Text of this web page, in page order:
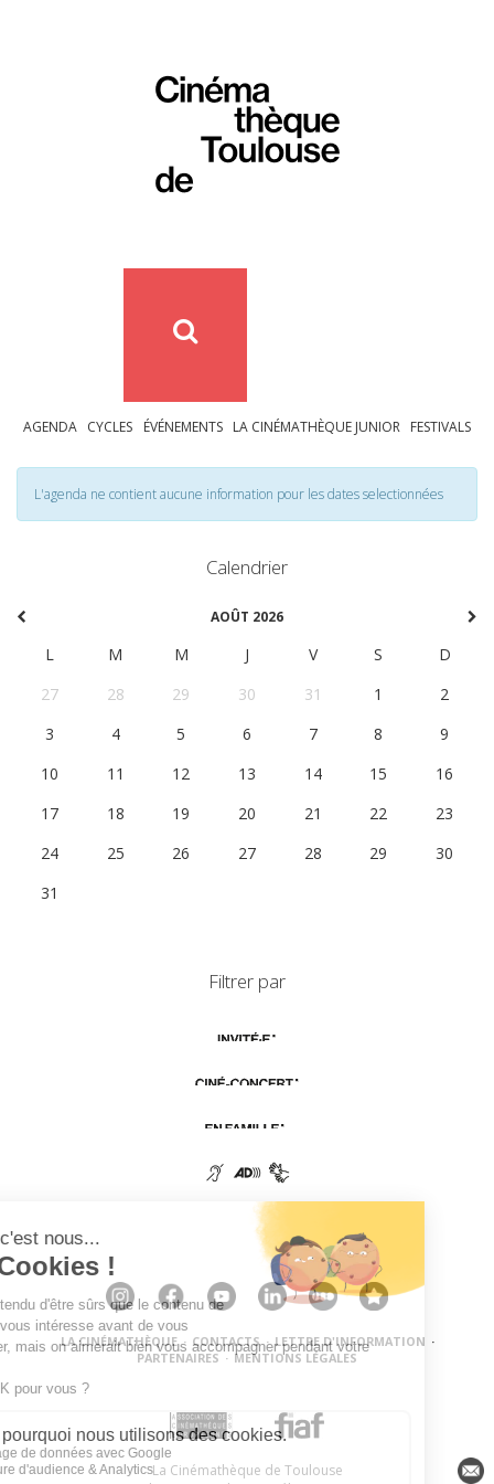
AGENDA CYCLES ÉVÉNEMENTS LA CINÉMATHÈQUE JUNIOR FESTIVALS
L'agenda ne contient aucune information pour les dates selectionnées
Calendrier
AOÛT 2026
L M M J V S
D
27
28 29 30 31 1
2
3
4 5 6 7 8
9
10
11 12 13 14 15
16
17
18 19 20 21 22
23
24
25 26 27 28 29
30
31
Filtrer par
LA CINÉMATHÈQUE · CONTACTS · LETTRE D'INFORMATION ·
PARTENAIRES · MENTIONS LÉGALES
La Cinémathèque de Toulouse